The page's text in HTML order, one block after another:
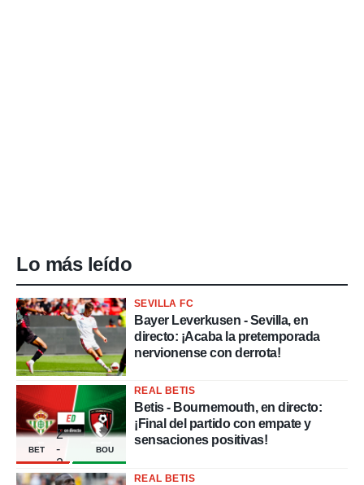
Lo más leído
SEVILLA FC
Bayer Leverkusen - Sevilla, en
directo: ¡Acaba la pretemporada
nervionense con derrota!
BET
2
-
2
BOU
REAL BETIS
Betis - Bournemouth, en directo:
¡Final del partido con empate y
sensaciones positivas!
REAL BETIS